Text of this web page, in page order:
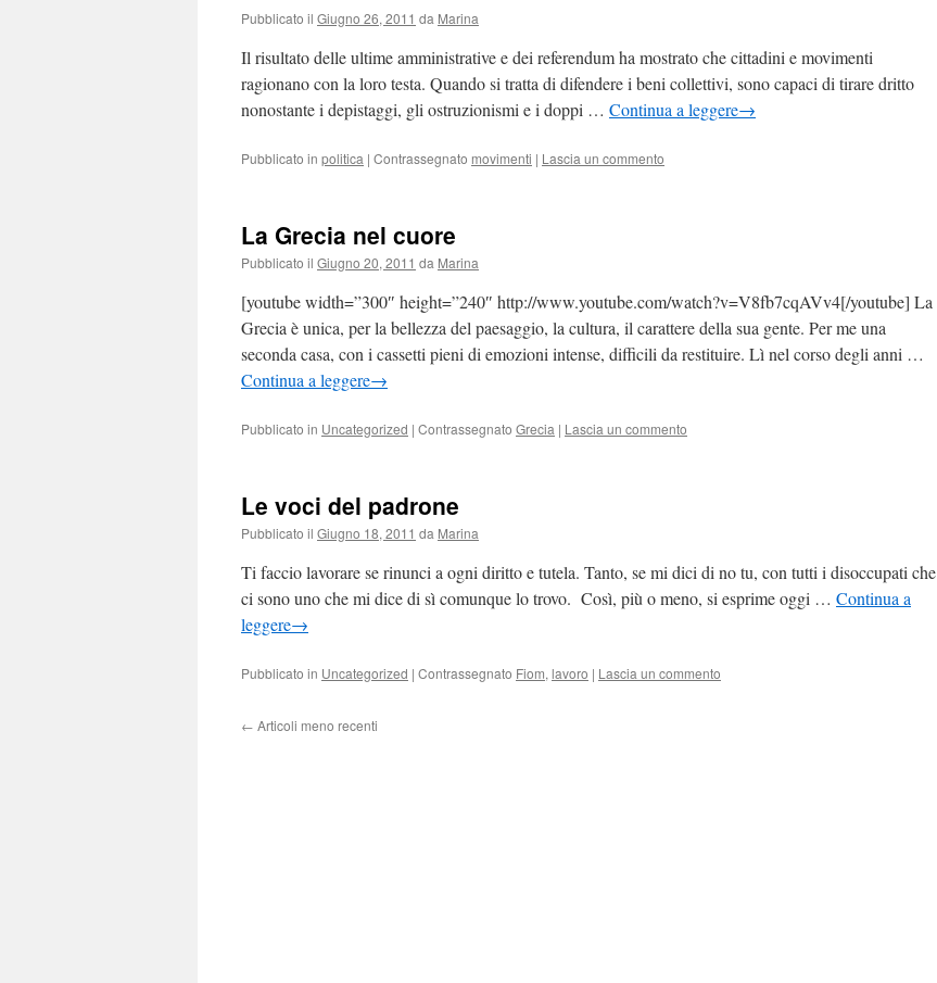
Pubblicato il Giugno 26, 2011 da Marina
Il risultato delle ultime amministrative e dei referendum ha mostrato che cittadini e movimenti
ragionano con la loro testa. Quando si tratta di difendere i beni collettivi, sono capaci di tirare dritto
nonostante i depistaggi, gli ostruzionismi e i doppi … Continua a leggere→
Pubblicato in politica | Contrassegnato movimenti | Lascia un commento
La Grecia nel cuore
Pubblicato il Giugno 20, 2011 da Marina
[youtube width=”300″ height=”240″ http://www.youtube.com/watch?v=V8fb7cqAVv4[/youtube] La
Grecia è unica, per la bellezza del paesaggio, la cultura, il carattere della sua gente. Per me una
seconda casa, con i cassetti pieni di emozioni intense, difficili da restituire. Lì nel corso degli anni …
Continua a leggere→
Pubblicato in Uncategorized | Contrassegnato Grecia | Lascia un commento
Le voci del padrone
Pubblicato il Giugno 18, 2011 da Marina
Ti faccio lavorare se rinunci a ogni diritto e tutela. Tanto, se mi dici di no tu, con tutti i disoccupati che
ci sono uno che mi dice di sì comunque lo trovo. Così, più o meno, si esprime oggi … Continua a
leggere→
Pubblicato in Uncategorized | Contrassegnato Fiom, lavoro | Lascia un commento
← Articoli meno recenti